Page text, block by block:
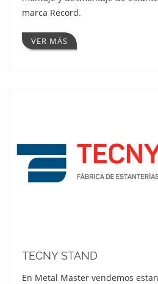
marca Record.
VER MÁS
TECNY STAND
En Metal Master vendemos